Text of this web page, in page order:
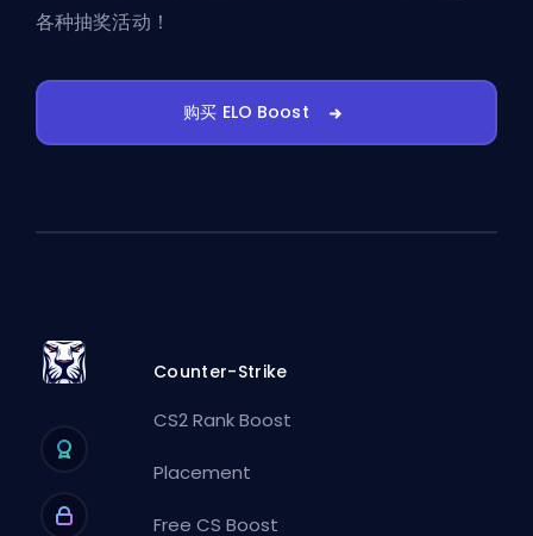
各种抽奖活动！
购买 ELO Boost
Counter-Strike
CS2 Rank Boost
Placement
Free CS Boost